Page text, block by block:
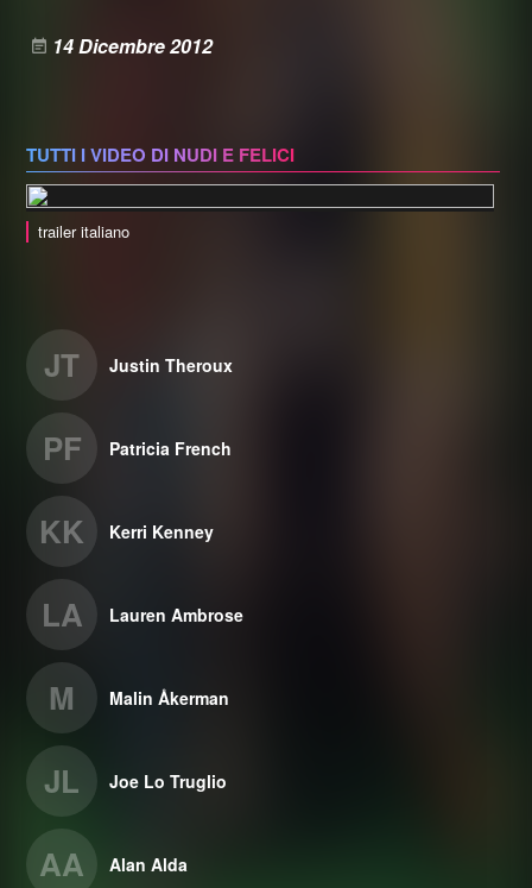
14 Dicembre 2012
TUTTI I VIDEO DI NUDI E FELICI
trailer italiano
JT Justin Theroux
PF Patricia French
KK Kerri Kenney
LA Lauren Ambrose
M Malin Åkerman
JL Joe Lo Truglio
AA Alan Alda